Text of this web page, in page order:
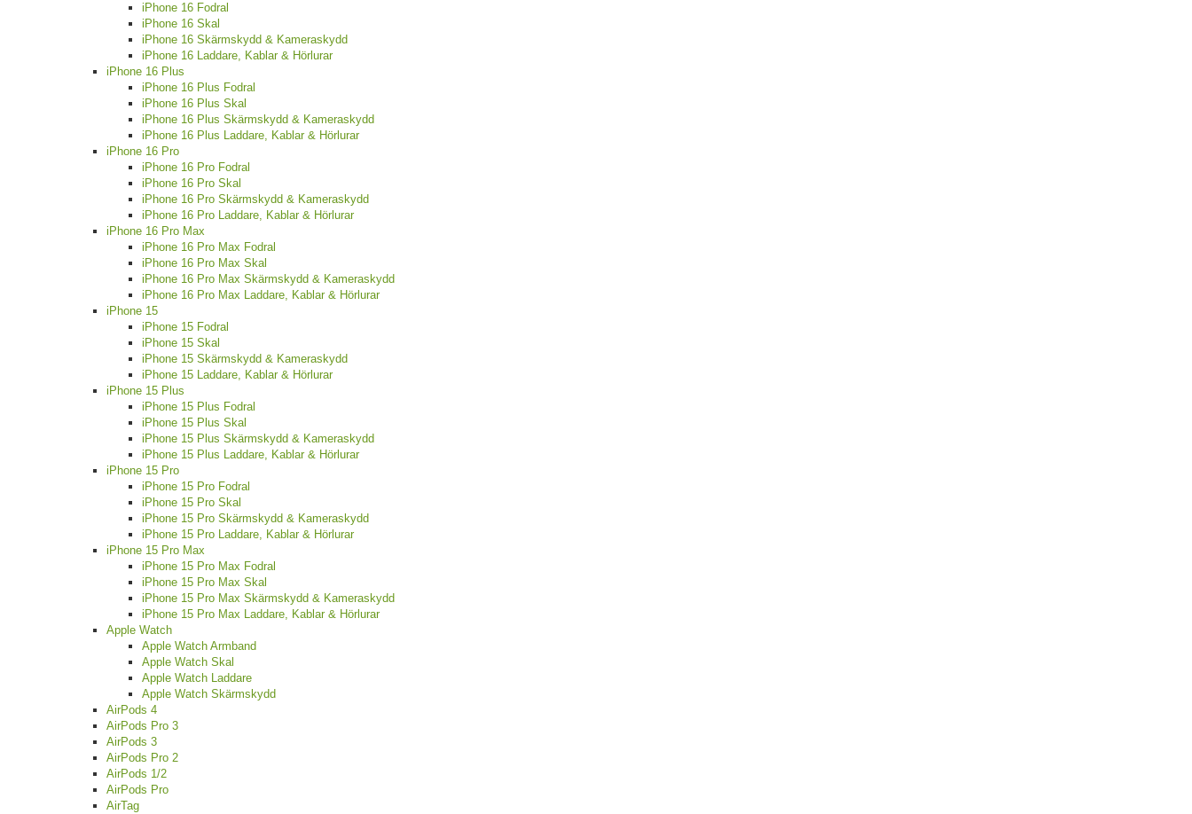
iPhone 16 Fodral
iPhone 16 Skal
iPhone 16 Skärmskydd & Kameraskydd
iPhone 16 Laddare, Kablar & Hörlurar
iPhone 16 Plus
iPhone 16 Plus Fodral
iPhone 16 Plus Skal
iPhone 16 Plus Skärmskydd & Kameraskydd
iPhone 16 Plus Laddare, Kablar & Hörlurar
iPhone 16 Pro
iPhone 16 Pro Fodral
iPhone 16 Pro Skal
iPhone 16 Pro Skärmskydd & Kameraskydd
iPhone 16 Pro Laddare, Kablar & Hörlurar
iPhone 16 Pro Max
iPhone 16 Pro Max Fodral
iPhone 16 Pro Max Skal
iPhone 16 Pro Max Skärmskydd & Kameraskydd
iPhone 16 Pro Max Laddare, Kablar & Hörlurar
iPhone 15
iPhone 15 Fodral
iPhone 15 Skal
iPhone 15 Skärmskydd & Kameraskydd
iPhone 15 Laddare, Kablar & Hörlurar
iPhone 15 Plus
iPhone 15 Plus Fodral
iPhone 15 Plus Skal
iPhone 15 Plus Skärmskydd & Kameraskydd
iPhone 15 Plus Laddare, Kablar & Hörlurar
iPhone 15 Pro
iPhone 15 Pro Fodral
iPhone 15 Pro Skal
iPhone 15 Pro Skärmskydd & Kameraskydd
iPhone 15 Pro Laddare, Kablar & Hörlurar
iPhone 15 Pro Max
iPhone 15 Pro Max Fodral
iPhone 15 Pro Max Skal
iPhone 15 Pro Max Skärmskydd & Kameraskydd
iPhone 15 Pro Max Laddare, Kablar & Hörlurar
Apple Watch
Apple Watch Armband
Apple Watch Skal
Apple Watch Laddare
Apple Watch Skärmskydd
AirPods 4
AirPods Pro 3
AirPods 3
AirPods Pro 2
AirPods 1/2
AirPods Pro
AirTag